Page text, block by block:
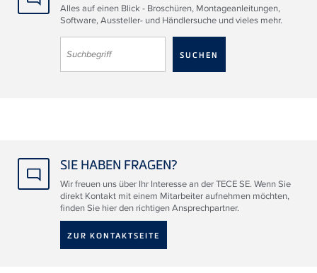
Alles auf einen Blick - Broschüren, Montageanleitungen,
Software, Aussteller- und Händlersuche und vieles mehr.
SIE HABEN FRAGEN?
Wir freuen uns über Ihr Interesse an der TECE SE. Wenn Sie
direkt Kontakt mit einem Mitarbeiter aufnehmen möchten,
finden Sie hier den richtigen Ansprechpartner.
ZUR KONTAKTSEITE